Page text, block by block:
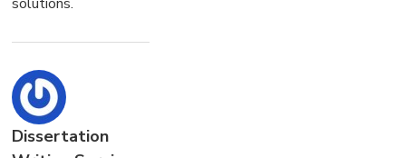
Dissertation